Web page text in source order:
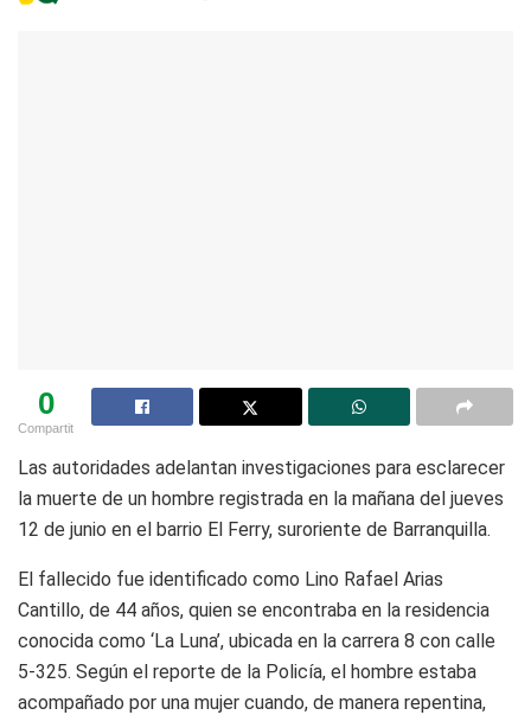
0
Compartit
Las autoridades adelantan investigaciones para esclarecer
la muerte de un hombre registrada en la mañana del jueves
12 de junio en el barrio El Ferry, suroriente de Barranquilla.
El fallecido fue identificado como Lino Rafael Arias
Cantillo, de 44 años, quien se encontraba en la residencia
conocida como ‘La Luna’, ubicada en la carrera 8 con calle
5-325. Según el reporte de la Policía, el hombre estaba
acompañado por una mujer cuando, de manera repentina,